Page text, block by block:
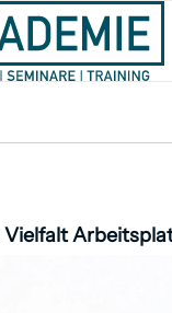
Vielfalt